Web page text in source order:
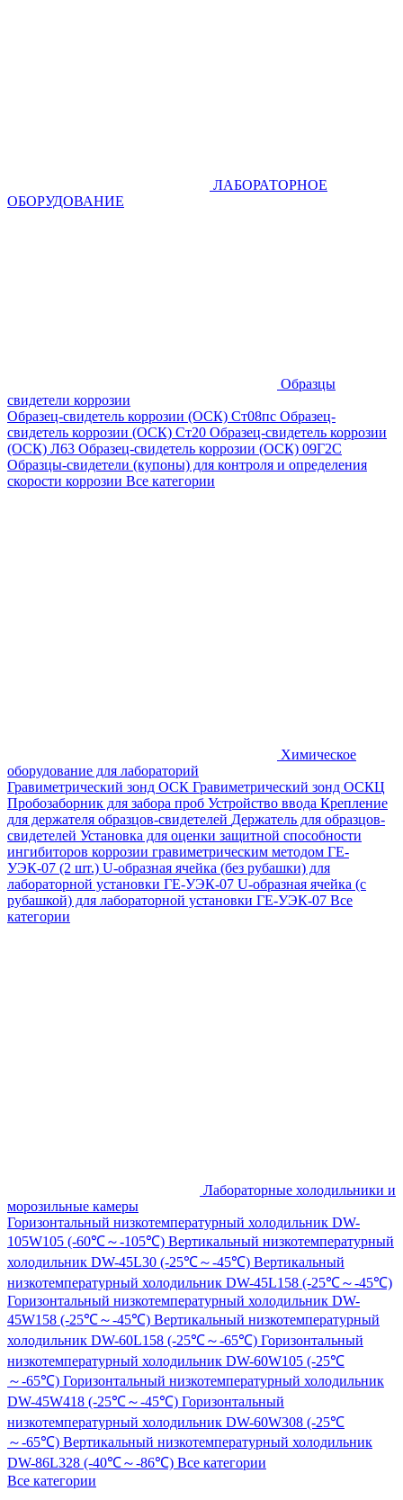
ЛАБОРАТОРНОЕ
ОБОРУДОВАНИЕ
Образцы
свидетели коррозии
Образец-свидетель коррозии (ОСК) Ст08пс Образец-
свидетель коррозии (ОСК) Ст20 Образец-свидетель коррозии
(ОСК) Л63 Образец-свидетель коррозии (ОСК) 09Г2С
Образцы-свидетели (купоны) для контроля и определения
скорости коррозии Все категории
Химическое
оборудование для лабораторий
Гравиметрический зонд ОСК Гравиметрический зонд ОСКЦ
Пробозаборник для забора проб Устройство ввода Крепление
для держателя образцов-свидетелей Держатель для образцов-
свидетелей Установка для оценки защитной способности
ингибиторов коррозии гравиметрическим методом ГЕ-
УЭК-07 (2 шт.) U-образная ячейка (без рубашки) для
лабораторной установки ГЕ-УЭК-07 U-образная ячейка (с
рубашкой) для лабораторной установки ГЕ-УЭК-07 Все
категории
Лабораторные холодильники и
морозильные камеры
Горизонтальный низкотемпературный холодильник DW-
105W105 (-60℃～-105℃) Вертикальный низкотемпературный
холодильник DW-45L30 (-25℃～-45℃) Вертикальный
низкотемпературный холодильник DW-45L158 (-25℃～-45℃)
Горизонтальный низкотемпературный холодильник DW-
45W158 (-25℃～-45℃) Вертикальный низкотемпературный
холодильник DW-60L158 (-25℃～-65℃) Горизонтальный
низкотемпературный холодильник DW-60W105 (-25℃
～-65℃) Горизонтальный низкотемпературный холодильник
DW-45W418 (-25℃～-45℃) Горизонтальный
низкотемпературный холодильник DW-60W308 (-25℃
～-65℃) Вертикальный низкотемпературный холодильник
DW-86L328 (-40℃～-86℃) Все категории
Все категории